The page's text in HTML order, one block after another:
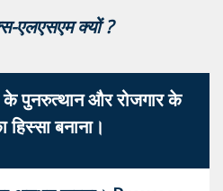
एलएसएम क्यों ?
के पुनरुत्थान और रोजगार के
हिस्सा बनाना।